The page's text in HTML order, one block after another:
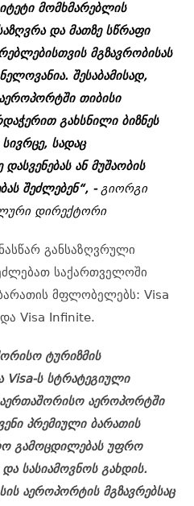
მომხმარებლის
და მათზე სწრაფი
მგზავრობისას
შესაბამისად,
თიბისი
გახსნილი ბიზნეს
სადაც
ან მუშაობის
შეძლებენ“, - გიორგი
დირექტორი
განსაზღვრული
საქართველოში
მფლობელებს: Visa
Visa Infinite.
ტურიზმის
Visa-ს სტრატეგიული
აეროპორტში
პრემიული ბარათის
გამოცდილებას უფრო
სასიამოვნოს გახდის.
აეროპორტის მგზავრებსაც